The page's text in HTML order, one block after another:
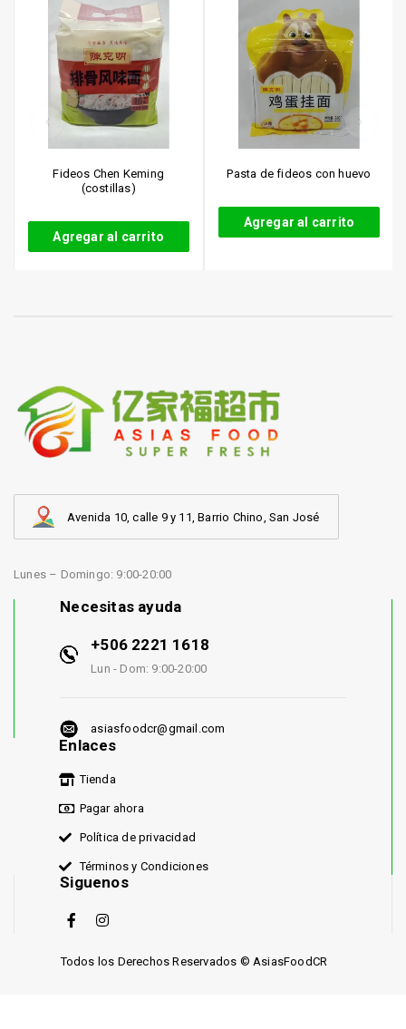
Fideos Chen Keming
(costillas)
Agregar al carrito
Pasta de fideos con huevo
Agregar al carrito
Avenida 10, calle 9 y 11, Barrio Chino, San José
Lunes – Domingo: 9:00-20:00
Necesitas ayuda
+506 2221 1618
Lun - Dom: 9:00-20:00
asiasfoodcr@gmail.com
Enlaces
Tienda
Pagar ahora
Política de privacidad
Términos y Condiciones
Siguenos
Todos los Derechos Reservados © AsiasFoodCR